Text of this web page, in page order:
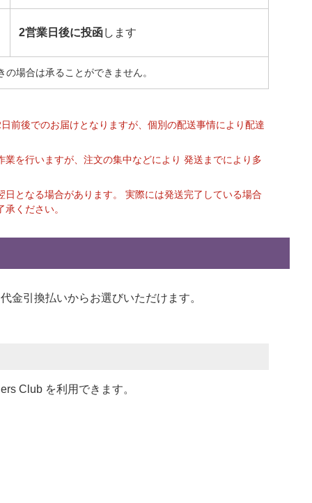
2営業日後に投函します
場合は承ることができません。
前後でのお届けとなりますが、個別の配送事情により配達
を行いますが、注文の集中などにより 発送までにより多
となる場合があります。 実際には発送完了している場合
ください。
金引換払いからお選びいただけます。
Club を利用できます。